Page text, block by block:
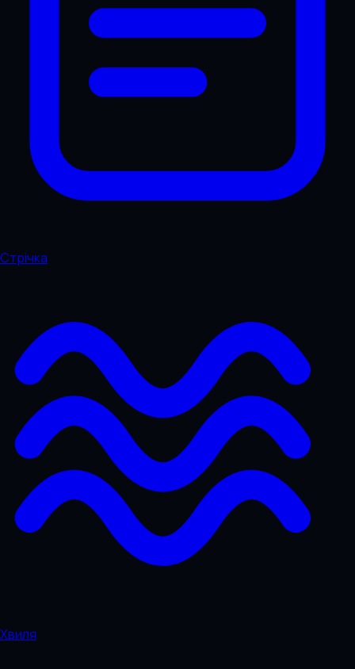
Стрічка
Хвиля